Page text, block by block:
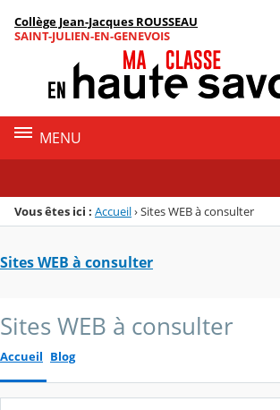
Menu de la rubrique
Contenu
Collège Jean-Jacques ROUSSEAU
SAINT-JULIEN-EN-GENEVOIS
MENU
Vous êtes ici : Accueil›Sites WEB à consulter
Sites WEB à consulter
Sites WEB à consulter
Accueil Blog